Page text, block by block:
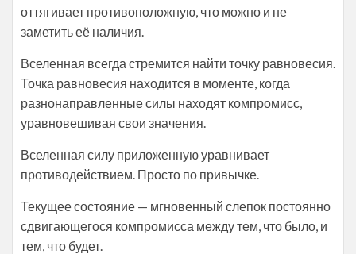
оттягивает противоположную, что можно и не
заметить её наличия.
Вселенная всегда стремится найти точку равновесия.
Точка равновесия находится в моменте, когда
разнонаправленные силы находят компромисс,
уравновешивая свои значения.
Вселенная силу приложенную уравнивает
противодействием. Просто по привычке.
Текущее состояние — мгновенный слепок постоянно
сдвигающегося компромисса между тем, что было, и
тем, что будет.